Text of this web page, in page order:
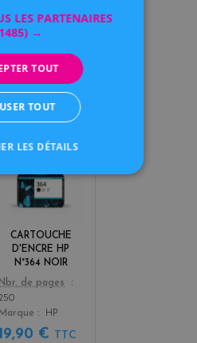
€
CARTOUCHE
D'ENCRE HP
N°364 NOIR
Color
k
Nbr. de pages
Marque
HP
19,90 € TTC
LES PARTENAIRES
→
TOUT
TOUT
LES DÉTAILS